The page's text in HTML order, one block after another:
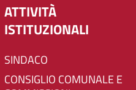
ATTIVITÀ
ISTITUZIONALI
SINDACO
CONSIGLIO COMUNALE E